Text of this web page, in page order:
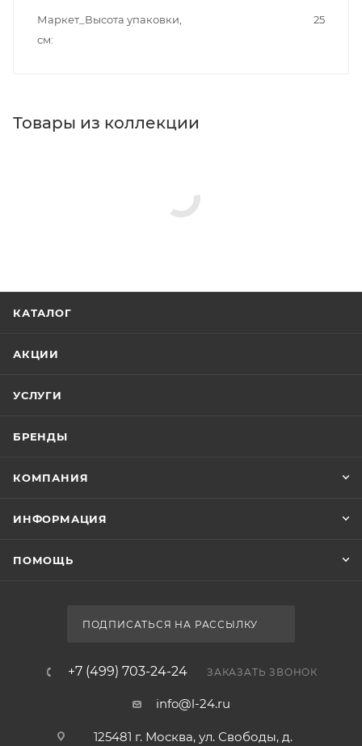
Маркет_Высота упаковки,
см
25
Товары из коллекции
КАТАЛОГ
АКЦИИ
УСЛУГИ
БРЕНДЫ
КОМПАНИЯ
ИНФОРМАЦИЯ
ПОМОЩЬ
ПОДПИСАТЬСЯ НА РАССЫЛКУ
+7 (499) 703-24-24 ЗАКАЗАТЬ ЗВОНОК
info@l-24.ru
125481 г. Москва, ул. Свободы, д.